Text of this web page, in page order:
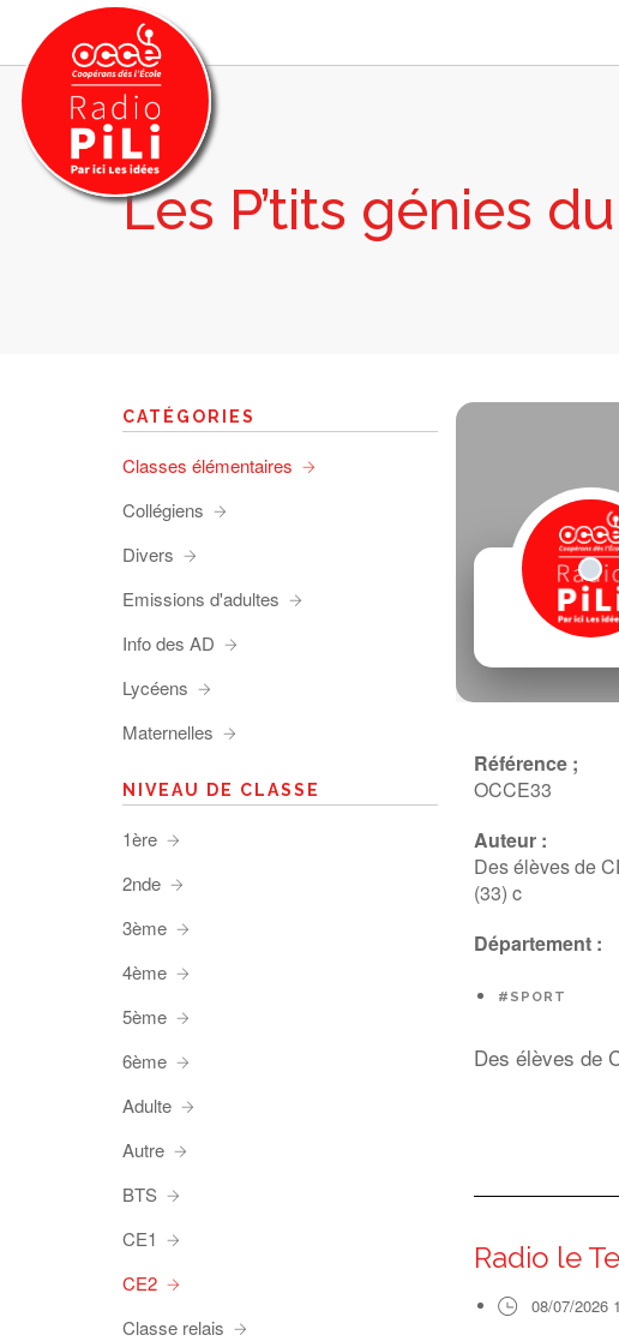
PRÉSENTATION
GRILLE DES PROGRAMMES
RECHERCHER
Les P’tits génies
Référence ;
OCCE33
Auteur :
Des élèves de
(33) c
Département :
#SPORT
Des élèves de
Radio le
08/07/2026
CATÉGORIES
Classes élémentaires
Collégiens
Divers
Emissions d'adultes
Info des AD
Lycéens
Maternelles
NIVEAU DE CLASSE
1ère
2nde
3ème
4ème
5ème
6ème
Adulte
Autre
BTS
CE1
CE2
Classe relais